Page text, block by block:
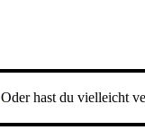
Oder hast du vielleicht